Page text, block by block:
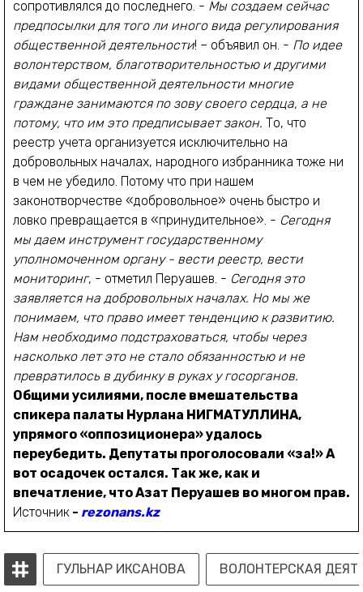
сопротивлялся до последнего. - Мы создаем сейчас
предпосылки для того ли иного вида регулирования
общественной деятельности! – объявил он. - По идее
волонтерством, благотворительностью и другими
видами общественной деятельности многие
граждане занимаются по зову своего сердца, а не
потому, что им это предписывает закон. То, что
реестр учета организуется исключительно на
добровольных началах, народного избранника тоже ни
в чем не убедило. Потому что при нашем
законотворчестве «добровольное» очень быстро и
ловко превращается в «принудительное». - Сегодня
мы даем инструмент государственному
уполномоченном органу - вести реестр, вести
мониторинг, - отметил Перуашев. - Сегодня это
заявляется на добровольных началах. Но мы же
понимаем, что право имеет тенденцию к развитию.
Нам необходимо подстраховаться, чтобы через
насколько лет это не стало обязанностью и не
превратилось в дубинку в руках у госорганов.
Общими усилиями, после вмешательства
спикера палаты Нурлана НИГМАТУЛЛИНА,
упрямого «оппозиционера» удалось
переубедить. Депутаты проголосовали «за!» А
вот осадочек остался. Так же, как и
впечатление, что Азат Перуашев во многом прав.
Источник - rezonans.kz
ГУЛЬНАР ИКСАНОВА ВОЛОНТЕРСКАЯ